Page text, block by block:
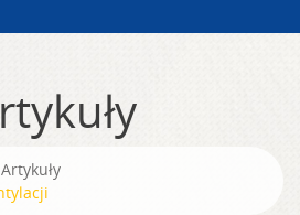
Artykuły